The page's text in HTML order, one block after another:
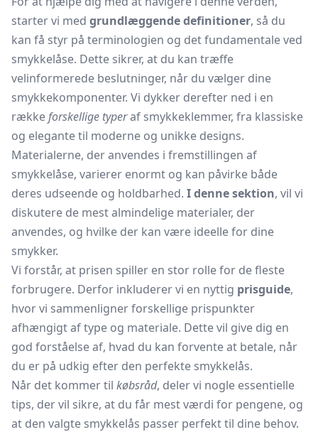
starter vi med grundlæggende definitioner, så du
kan få styr på terminologien og det fundamentale ved
smykkelåse. Dette sikrer, at du kan træffe
velinformerede beslutninger, når du vælger dine
smykkekomponenter. Vi dykker derefter ned i en
rækkeforskellige typeraf smykkeklemmer, fra klassiske
og elegante til moderne og unikke designs.
Materialerne, der anvendes i fremstillingen af
smykkelåse, varierer enormt og kan påvirke både
deres udseende og holdbarhed. I denne sektion, vil vi
diskutere de mest almindelige materialer, der
anvendes, og hvilke der kan være ideelle for dine
smykker.
Vi forstår, at prisen spiller en stor rolle for de fleste
forbrugere. Derfor inkluderer vi en nyttig prisguide,
hvor vi sammenligner forskellige prispunkter
afhængigt af type og materiale. Dette vil give dig en
god forståelse af, hvad du kan forvente at betale, når
du er på udkig efter den perfekte smykkelås.
Når det kommer til købsråd, deler vi nogle essentielle
tips, der vil sikre, at du får mest værdi for pengene, og
at den valgte smykkelås passer perfekt til dine behov.